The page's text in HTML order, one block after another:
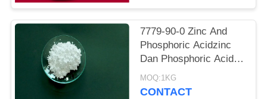
7779-90-0 Zinc And
Phosphoric Acidzinc
Dan Phosphoric Acid
Anti Korosif Cat Untuk
Baja
MOQ:1KG
CONTACT